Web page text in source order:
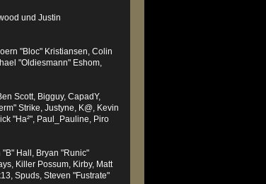
und Justin
"Bloc" Kristiansen, Colin
"Oldiesmann" Eshom,
Scott, Bigguy, CapadY,
Strike, Justyne, K@, Kevin
"Ha²", Paul_Pauline, Piro
Hall, Bryan "Runic"
Killer Possum, Kirby, Matt
Spuds, Steven "Fustrate"